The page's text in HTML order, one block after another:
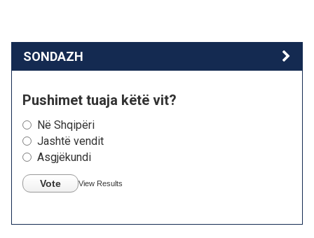
SONDAZH
Pushimet tuaja këtë vit?
Në Shqipëri
Jashtë vendit
Asgjëkundi
Vote View Results